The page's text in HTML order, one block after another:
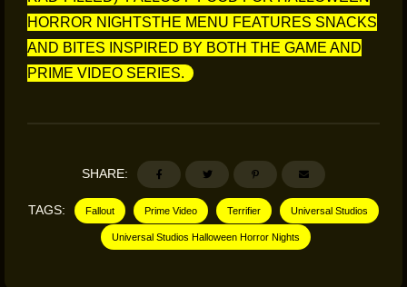
HORROR NIGHTSTHE MENU FEATURES SNACKS
AND BITES INSPIRED BY BOTH THE GAME AND
PRIME VIDEO SERIES.
SHARE:
TAGS: Fallout Prime Video Terrifier Universal Studios
Universal Studios Halloween Horror Nights